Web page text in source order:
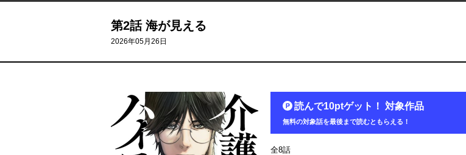
第2話 海が見える
2026年05月26日
読んで10ptゲット！ 対象作品
無料の対象話を最後まで読むともらえる！
全8話